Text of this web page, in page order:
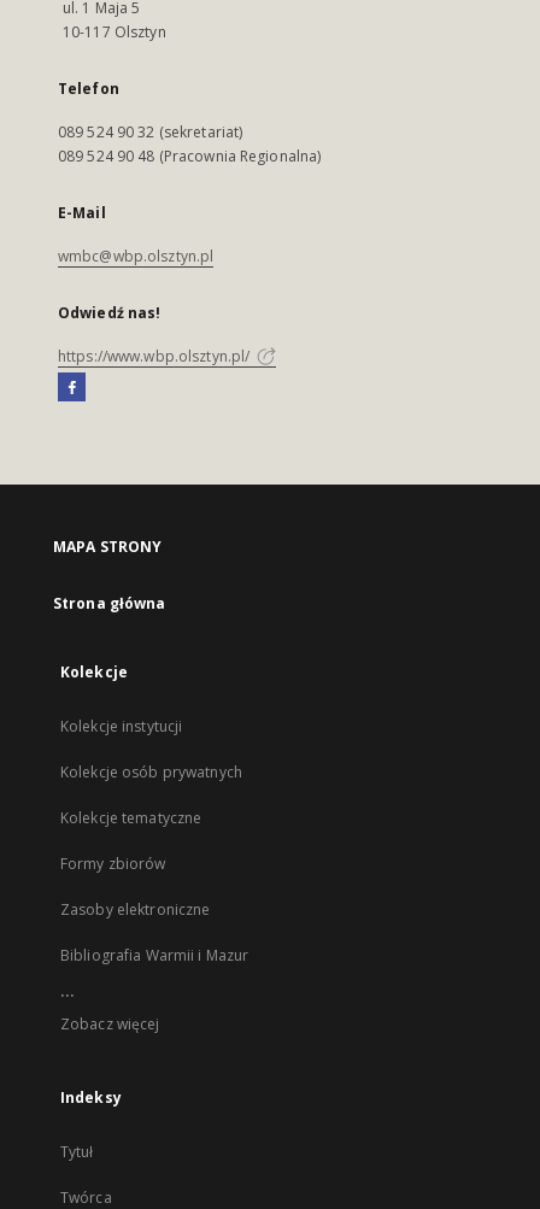
ul. 1 Maja 5
10-117 Olsztyn
Telefon
089 524 90 32 (sekretariat)
089 524 90 48 (Pracownia Regionalna)
E-Mail
wmbc@wbp.olsztyn.pl
Odwiedź nas!
https://www.wbp.olsztyn.pl/
MAPA STRONY
Strona główna
Kolekcje
Kolekcje instytucji
Kolekcje osób prywatnych
Kolekcje tematyczne
Formy zbiorów
Zasoby elektroniczne
Bibliografia Warmii i Mazur
...
Zobacz więcej
Indeksy
Tytuł
Twórca